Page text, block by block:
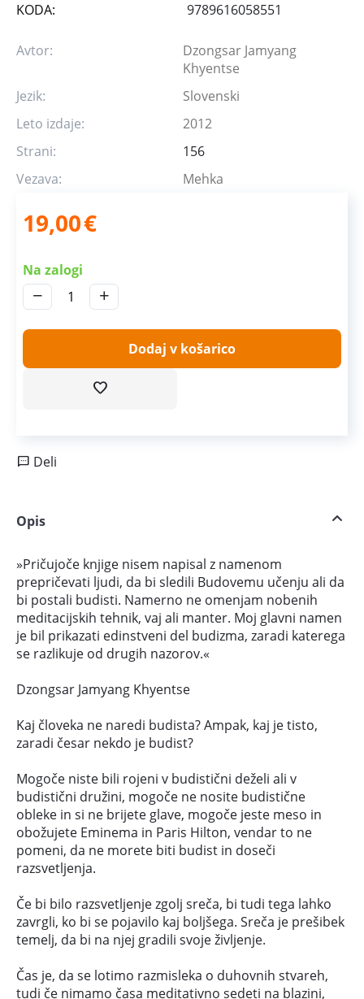
KODA: 9789616058551
Avtor:
Dzongsar Jamyang
Khyentse
Jezik:
Slovenski
Leto izdaje:
2012
Strani:
156
Vezava:
Mehka
19,00€
Na zalogi
+
−
Dodaj v košarico
Deli
Opis
»Pričujoče knjige nisem napisal z namenom
prepričevati ljudi, da bi sledili Budovemu učenju ali da
bi postali budisti. Namerno ne omenjam nobenih
meditacijskih tehnik, vaj ali manter. Moj glavni namen
je bil prikazati edinstveni del budizma, zaradi katerega
se razlikuje od drugih nazorov.«
Dzongsar Jamyang Khyentse
Kaj človeka ne naredi budista? Ampak, kaj je tisto,
zaradi česar nekdo je budist?
Mogoče niste bili rojeni v budistični deželi ali v
budistični družini, mogoče ne nosite budistične
obleke in si ne brijete glave, mogoče jeste meso in
obožujete Eminema in Paris Hilton, vendar to ne
pomeni, da ne morete biti budist in doseči
razsvetljenja.
Če bi bilo razsvetljenje zgolj sreča, bi tudi tega lahko
zavrgli, ko bi se pojavilo kaj boljšega. Sreča je prešibek
temelj, da bi na njej gradili svoje življenje.
Čas je, da se lotimo razmisleka o duhovnih stvareh,
tudi če nimamo časa meditativno sedeti na blazini,